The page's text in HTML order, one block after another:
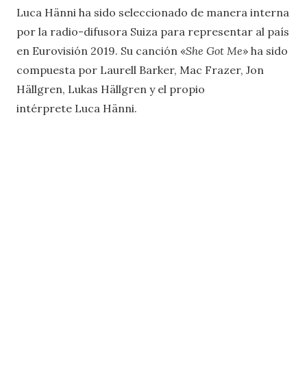
Luca Hänni ha sido seleccionado de manera interna
por la radio-difusora Suiza para representar al país
en Eurovisión 2019. Su canción «She Got Me» ha sido
compuesta por Laurell Barker, Mac Frazer, Jon
Hällgren, Lukas Hällgren y el propio
intérprete Luca Hänni.